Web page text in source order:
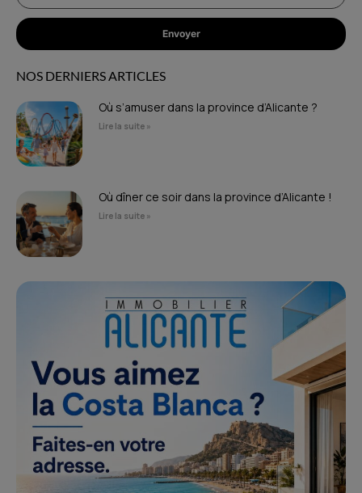
Envoyer
NOS DERNIERS ARTICLES
Où s’amuser dans la province d’Alicante ?
Lire la suite »
Où dîner ce soir dans la province d’Alicante !
Lire la suite »